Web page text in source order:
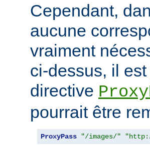
Cependant,
aucune
vraiment
ci-dessus, il
directive
pourrait être
ProxyPass "/images/"